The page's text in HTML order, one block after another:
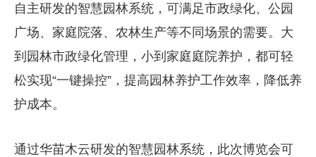
自主研发的智慧园林系统，可满足市政绿化、公园
广场、家庭院落、农林生产等不同场景的需要。大
到园林市政绿化管理，小到家庭庭院养护，都可轻
松实现“一键操控”，提高园林养护工作效率，降低养
护成本。
通过华苗木云研发的智慧园林系统，此次博览会可